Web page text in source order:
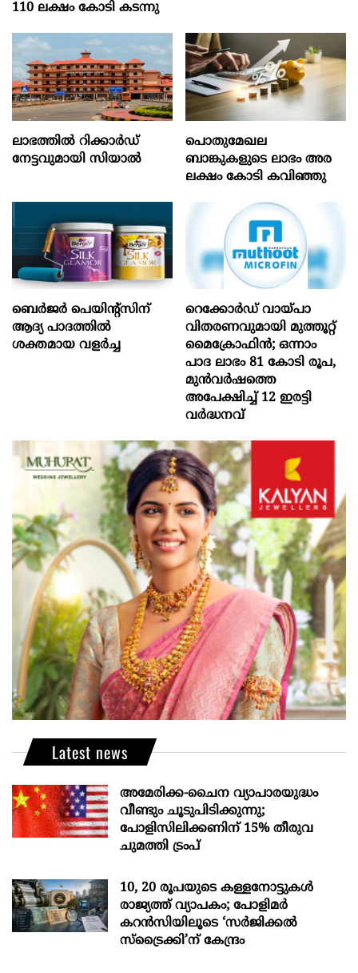
110 ലക്ഷം കോടി കടന്നു
ലാഭത്തിൽ റിക്കാർഡ്
നേട്ടവുമായി സിയാൽ
പൊതുമേഖല
ബാങ്കുകളുടെ ലാഭം അര
ലക്ഷം കോടി കവിഞ്ഞു
ബെർജർ പെയിന്റ്സിന്
ആദ്യ പാദത്തിൽ
ശക്തമായ വളർച്ച
റെക്കോർഡ് വായ്പാ
വിതരണവുമായി മുത്തൂറ്റ്
മൈക്രോഫിൻ; ഒന്നാം
പാദ ലാഭം 81 കോടി രൂപ,
മുൻവർഷത്തെ
അപേക്ഷിച്ച് 12 ഇരട്ടി
വർദ്ധനവ്
Latest news
അമേരിക്ക-ചൈന വ്യാപാരയുദ്ധം
വീണ്ടും ചൂടുപിടിക്കുന്നു;
പോളിസിലിക്കണിന് 15% തീരുവ
ചുമത്തി ട്രംപ്
10, 20 രൂപയുടെ കള്ളനോട്ടുകൾ
രാജ്യത്ത് വ്യാപകം; പോളിമർ
കറൻസിയിലൂടെ ‘സർജിക്കൽ
സ്ട്രെെക്കി’ന് കേന്ദ്രം